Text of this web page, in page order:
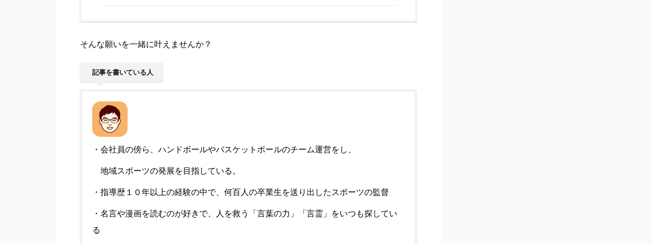
そんな願いを一緒に叶えませんか？
記事を書いている人
・会社員の傍ら、ハンドボールやバスケットボールのチーム運営をし、
地域スポーツの発展を目指している。
・指導歴１０年以上の経験の中で、何百人の卒業生を送り出したスポーツの監督
・名言や漫画を読むのが好きで、人を救う「言葉の力」「言霊」をいつも探してい
る